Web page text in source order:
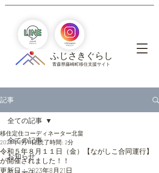
青森県藤崎町移住支援サイト
​ふじさきぐらし
記事
全ての記事
お知らせ
全ての記事
令和５年８月１１日（金）【ながしこ合同運行】
が開催されました！！
移住定住コーディネーター北畠
2023年8月11日読了時間: 2分
更新日：2023年8月21日